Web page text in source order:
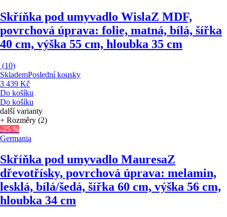
Skříňka pod umyvadlo WislaZ MDF,
povrchová úprava: folie, matná, bílá, šířka
40 cm, výška 55 cm, hloubka 35 cm
(10)
SklademPoslední kousky
3 439 Kč
Do košíku
Do košíku
další varianty
+ Rozměry (2)
-25 %
Germania
Skříňka pod umyvadlo MauresaZ
dřevotřísky, povrchová úprava: melamin,
lesklá, bílá/šedá, šířka 60 cm, výška 56 cm,
hloubka 34 cm